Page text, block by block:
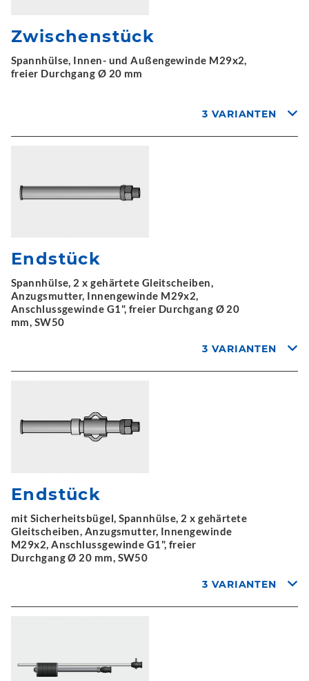
Zwischenstück
Spannhülse, Innen- und Außengewinde M29x2,
freier Durchgang Ø 20 mm
3 VARIANTEN
Endstück
Spannhülse, 2 x gehärtete Gleitscheiben,
Anzugsmutter, Innengewinde M29x2,
Anschlussgewinde G1", freier Durchgang Ø 20
mm, SW50
3 VARIANTEN
Endstück
mit Sicherheitsbügel, Spannhülse, 2 x gehärtete
Gleitscheiben, Anzugsmutter, Innengewinde
M29x2, Anschlussgewinde G1", freier
Durchgang Ø 20 mm, SW50
3 VARIANTEN